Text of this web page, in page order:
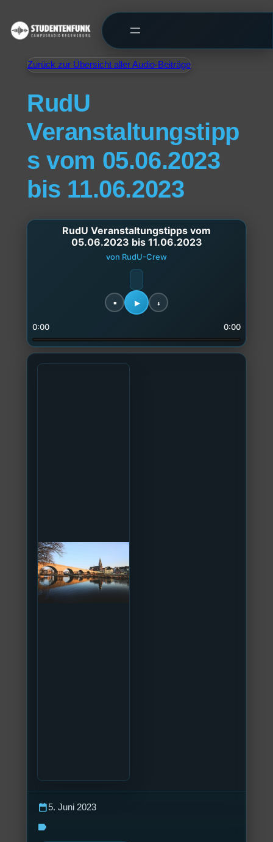
Zurück zur Übersicht aller Audio-Beiträge
RudU
Veranstaltungstipp
s vom 05.06.2023
bis 11.06.2023
RudU Veranstaltungstipps vom
05.06.2023 bis 11.06.2023
von RudU-Crew
0:00 0:00
calendar_today5. Juni 2023
label